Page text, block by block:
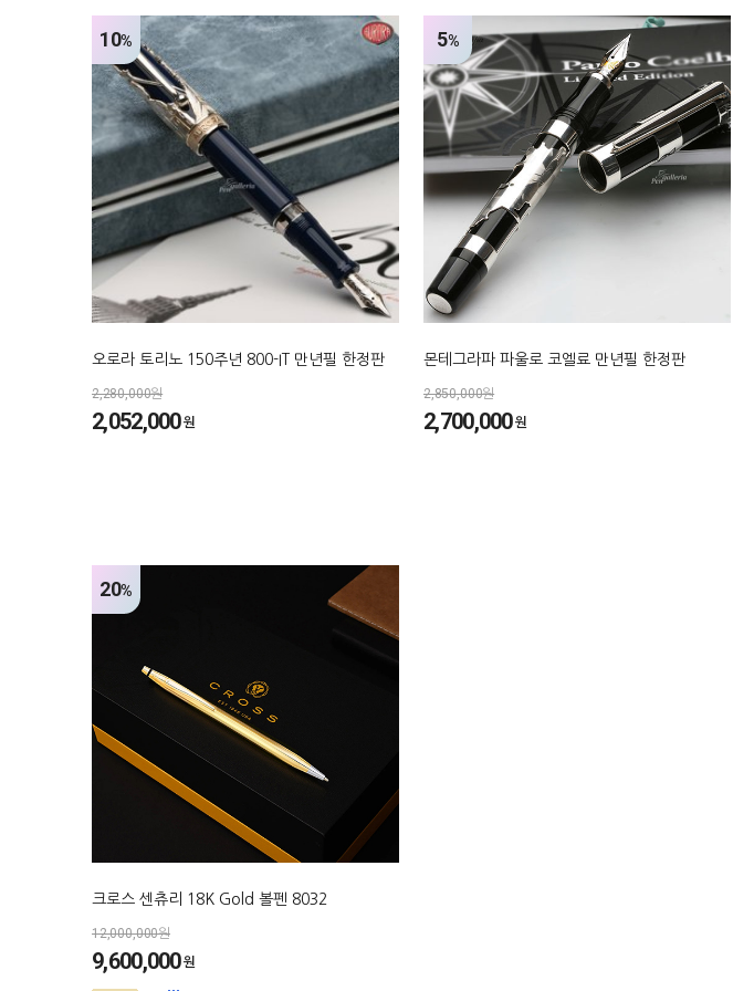
10%
오로라 토리노 150주년 800-IT 만년필 한정판
2,280,000원
2,052,000원
5%
몬테그라파 파울로 코엘료 만년필 한정판
2,850,000원
2,700,000원
20%
크로스 센츄리 18K Gold 볼펜 8032
12,000,000원
9,600,000원